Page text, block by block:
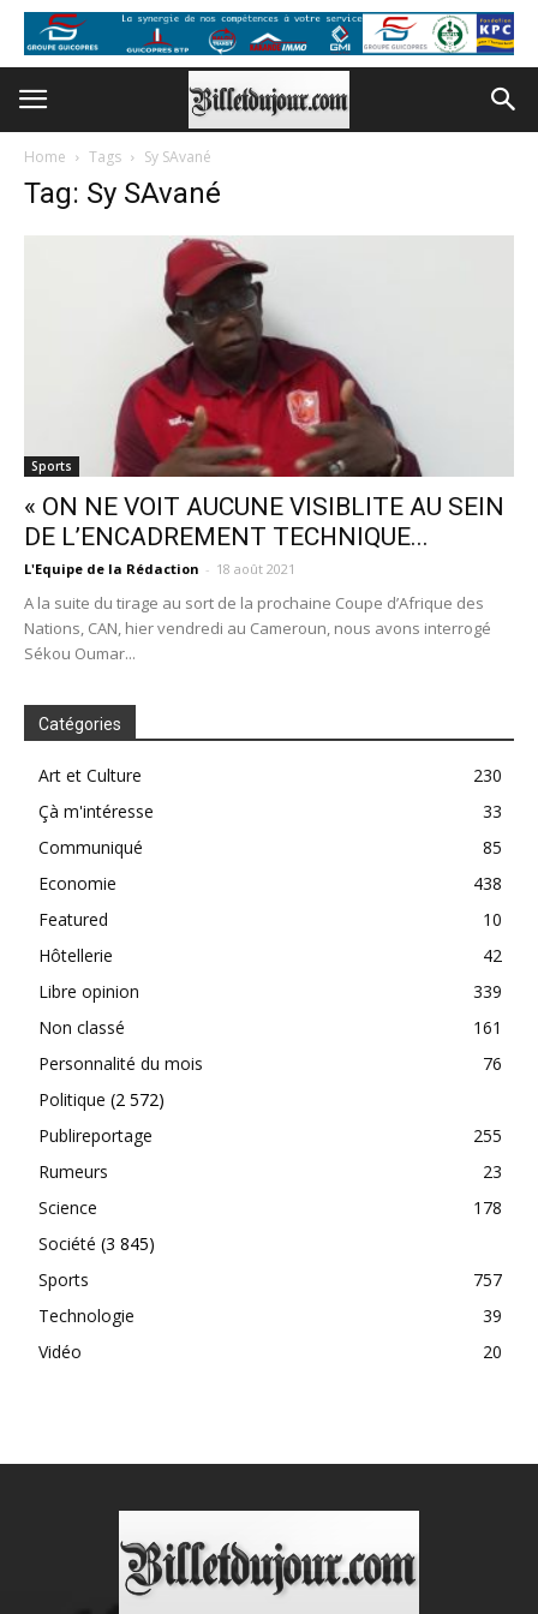
Home Tags Sy SAvané
Tag: Sy SAvané
Sports
« ON NE VOIT AUCUNE VISIBLITE AU SEIN
DE L’ENCADREMENT TECHNIQUE...
L'Equipe de la Rédaction - 18 août 2021
A la suite du tirage au sort de la prochaine Coupe d’Afrique des
Nations, CAN, hier vendredi au Cameroun, nous avons interrogé
Sékou Oumar...
Catégories
Art et Culture
230
Çà m'intéresse
33
Communiqué
85
Economie
438
Featured
10
Hôtellerie
42
Libre opinion
339
Non classé
161
Personnalité du mois
76
Politique (2 572)
Publireportage
255
Rumeurs
23
Science
178
Société (3 845)
Sports
757
Technologie
39
Vidéo
20